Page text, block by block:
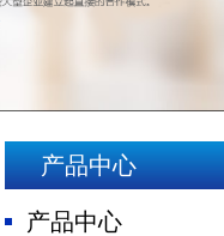
产品中心
产品中心